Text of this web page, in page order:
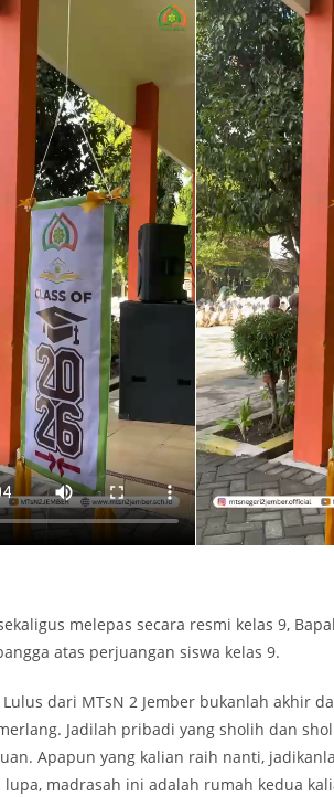
melepas secara resmi kelas 9,
atas perjuangan siswa kelas 9.
dari MTsN 2 Jember bukanlah akhir
Jadilah pribadi yang sholih dan
Apapun yang kalian raih nanti,
madrasah ini adalah rumah kedua